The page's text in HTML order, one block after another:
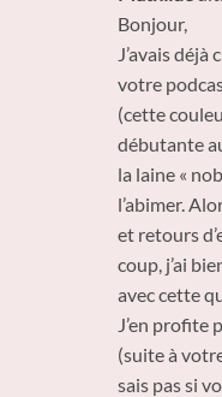
Bonjour,
J’avais
votre
(cette
débutante
la laine «
l’abimer.
et retours
coup, j’ai
avec cette
J’en profite
(suite à
sais pas si